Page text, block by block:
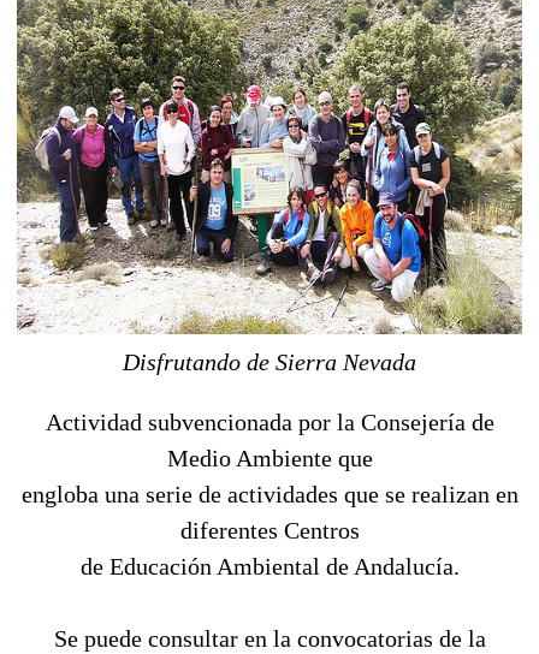
Disfrutando de Sierra Nevada
Actividad subvencionada por la Consejería de
Medio Ambiente que
engloba una serie de actividades que se realizan en
diferentes Centros
de Educación Ambiental de Andalucía.
Se puede consultar en la convocatorias de la